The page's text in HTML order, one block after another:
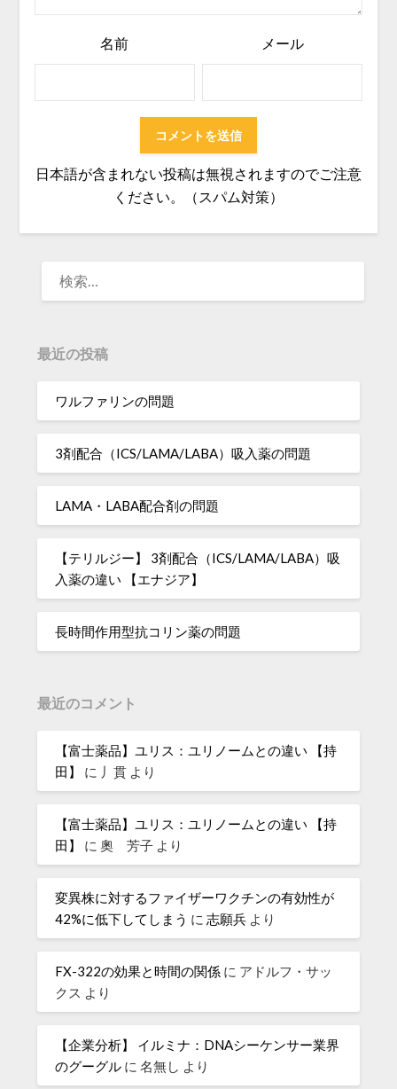
名前 メール
日本語が含まれない投稿は無視されますのでご注意
ください。（スパム対策）
最近の投稿
ワルファリンの問題
3剤配合（ICS/LAMA/LABA）吸入薬の問題
LAMA・LABA配合剤の問題
【テリルジー】 3剤配合（ICS/LAMA/LABA）吸
入薬の違い 【エナジア】
長時間作用型抗コリン薬の問題
最近のコメント
【富士薬品】ユリス：ユリノームとの違い 【持
田】
に 丿貫 より
【富士薬品】ユリス：ユリノームとの違い 【持
田】
に奧 芳子 より
変異株に対するファイザーワクチンの有効性が
42%に低下してしまう に志願兵 より
FX-322の効果と時間の関係 に アドルフ・サッ
クス より
【企業分析】 イルミナ：DNAシーケンサー業界
のグーグル に名無し より